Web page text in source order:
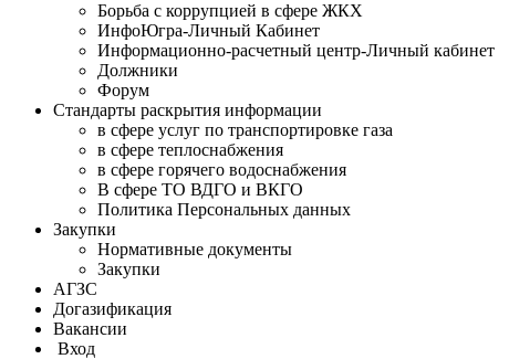
Борьба с коррупцией в сфере ЖКХ
ИнфоЮгра-Личный Кабинет
Информационно-расчетный центр-Личный кабинет
Должники
Форум
Стандарты раскрытия информации
в сфере услуг по транспортировке газа
в сфере теплоснабжения
в сфере горячего водоснабжения
В сфере ТО ВДГО и ВКГО
Политика Персональных данных
Закупки
Нормативные документы
Закупки
АГЗС
Догазификация
Вакансии
Вход